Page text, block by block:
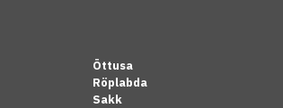
Öttusa
Röplabda
Sakk